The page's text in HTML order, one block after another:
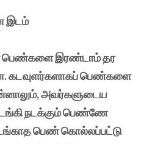
இடம்
பெண்களை இரண்டாம் தர
கடவுளர்களாகப் பெண்களை
அவர்களுடைய
நடக்கும் பெண்ணே
பெண் கொல்லப்பட்டு